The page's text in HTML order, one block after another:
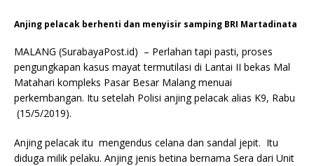
Anjing pelacak berhenti dan menyisir samping BRI Martadinata
MALANG (SurabayaPost.id) – Perlahan tapi pasti, proses
pengungkapan kasus mayat termutilasi di Lantai II bekas Mal
Matahari kompleks Pasar Besar Malang menuai
perkembangan. Itu setelah Polisi anjing pelacak alias K9, Rabu
(15/5/2019).
Anjing pelacak itu mengendus celana dan sandal jepit. Itu
diduga milik pelaku. Anjing jenis betina bernama Sera dari Unit